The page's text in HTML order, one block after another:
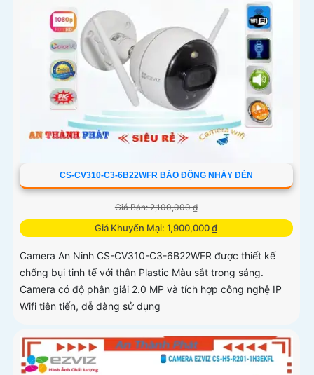
CS-CV310-C3-6B22WFR BÁO ĐỘNG NHÁY ĐÈN
Giá Bán: 2,100,000 ₫
Giá Khuyến Mại: 1,900,000 ₫
Camera An Ninh CS-CV310-C3-6B22WFR được thiết kế
chống bụi tinh tế với thân Plastic Màu sắt trong sáng.
Camera có độ phân giải 2.0 MP và tích hợp công nghệ IP
Wifi tiên tiến, dễ dàng sử dụng